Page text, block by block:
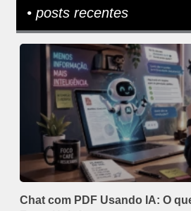
• posts recentes
Chat com PDF Usando IA: O